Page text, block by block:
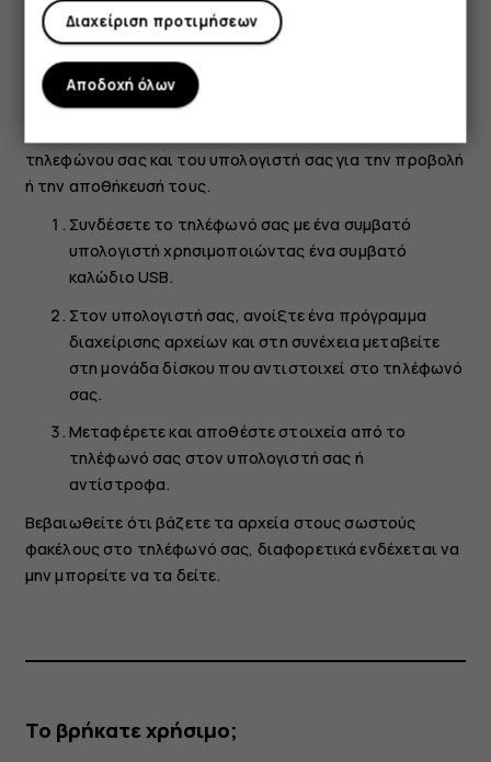
Αντιγραφή περιεχομένου μεταξύ του
τηλεφώνου και του υπολογιστή σας
Μπορείτε να αντιγράψετε φωτογραφίες, βίντεο και άλλο
τηλεφώνου σας και του υπολογιστή σας για την προβολή
ή την αποθήκευσή τους.
Συνδέσετε το τηλέφωνό σας με ένα συμβατό
υπολογιστή χρησιμοποιώντας ένα συμβατό
καλώδιο USB.
Στον υπολογιστή σας, ανοίξτε ένα πρόγραμμα
διαχείρισης αρχείων και στη συνέχεια μεταβείτε
στη μονάδα δίσκου που αντιστοιχεί στο τηλέφωνό
σας.
Μεταφέρετε και αποθέστε στοιχεία από το
τηλέφωνό σας στον υπολογιστή σας ή
αντίστροφα.
Βεβαιωθείτε ότι βάζετε τα αρχεία στους σωστούς
φακέλους στο τηλέφωνό σας, διαφορετικά ενδέχεται να
μην μπορείτε να τα δείτε.
Το βρήκατε χρήσιμο;
Διαχείριση προτιμήσεων
Αποδοχή όλων